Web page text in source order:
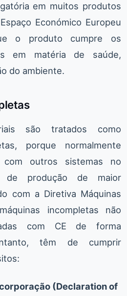
em muitos produtos
Económico Europeu
o produto cumpre os
em matéria de saúde,
do ambiente.
são tratados como
porque normalmente
com outros sistemas no
de produção de maior
com a Diretiva Máquinas
incompletas não
com CE de forma
têm de cumprir
(Declaration of